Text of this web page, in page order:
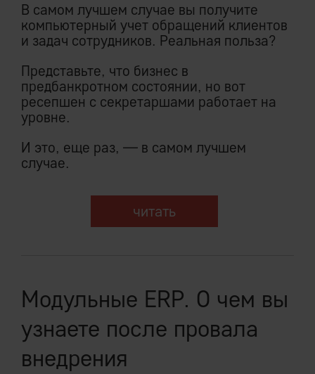
В самом лучшем случае вы получите
компьютерный учет обращений клиентов
и задач сотрудников. Реальная польза?
Представьте, что бизнес в
предбанкротном состоянии, но вот
ресепшен с секретаршами работает на
уровне.
И это, еще раз, — в самом лучшем
случае.
читать
Модульные ERP. О чем вы
узнаете после провала
внедрения